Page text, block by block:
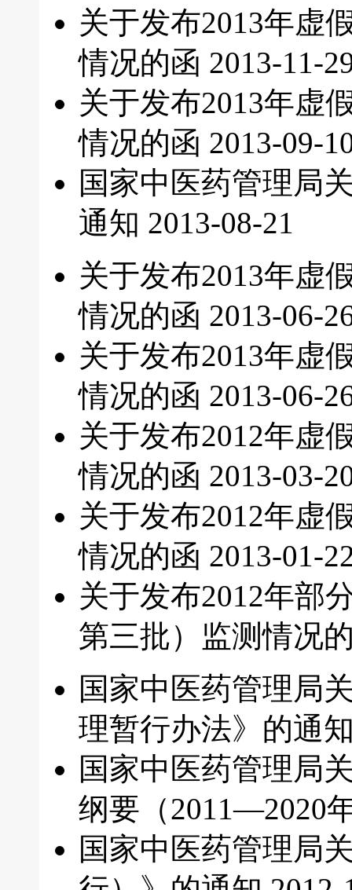
关于发布2013年虚
情况的函 2013-11-
关于发布2013年虚
情况的函 2013-09-
国家中医药管理局
通知 2013-08-21
关于发布2013年虚
情况的函 2013-06-
关于发布2013年虚
情况的函 2013-06-
关于发布2012年虚
情况的函 2013-03-
关于发布2012年虚
情况的函 2013-01-
关于发布2012年部
第三批）监测情况
国家中医药管理局
理暂行办法》的通
国家中医药管理局
纲要（2011—2020
国家中医药管理局